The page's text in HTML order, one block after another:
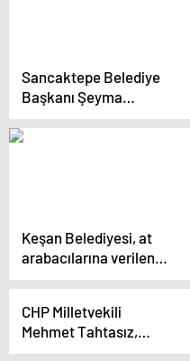
Sancaktepe Belediye
Başkanı Şeyma
Döğücü, ‘vizyon’
projelerini tanıttı
Keşan Belediyesi, at
arabacılarına verilen
sözleri tutmadı
CHP Milletvekili
Mehmet Tahtasız,
Kuruçay TOKİ